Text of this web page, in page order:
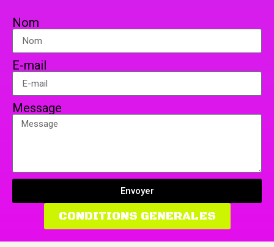
Nom
E-mail
Message
Envoyer
CONDITIONS GENERALES